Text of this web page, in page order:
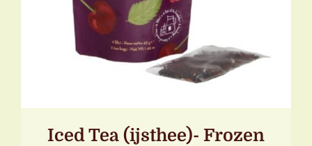
Iced Tea (ijsthee)- Frozen